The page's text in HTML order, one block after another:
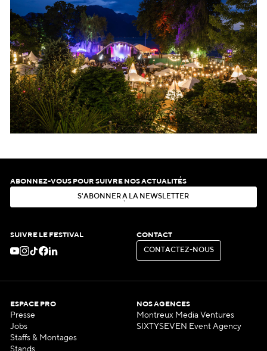
ABONNEZ-VOUS POUR SUIVRE NOS ACTUALITÉS
S'ABON N ER À LA N EWSLE ER
SUIVRE LE FESTIVAL CONTACT
CON ACT EZ-N OUS
CONTACTEZ-NOUS
ESPACE PRO
Presse
Jobs
Staffs & Montages
NOS AGENCES
Montreux Media Ventures
SIXTYSEVEN Event Agency